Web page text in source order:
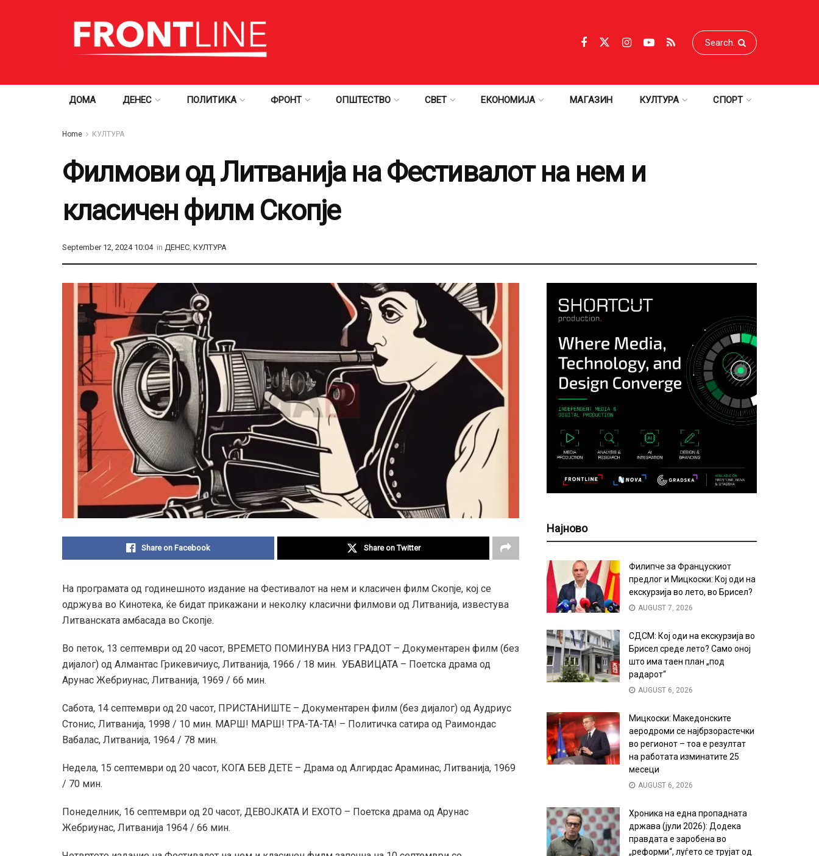
ДОМА ДЕНЕС ПОЛИТИКА ФРОНТ ОПШТЕСТВО СВЕТ ЕКОНОМИЈА МАГАЗИН КУЛТУРА СПОРТ
Home КУЛТУРА
Филмови од Литванија на Фестивалот на нем и
класичен филм Скопје
September 12, 2024 10:04 in ДЕНЕС, КУЛТУРА
Share on Facebook Share on Twitter
На програмата од годинешното издание на Фестивалот на нем и класичен филм Скопје, кој се
одржува во Кинотека, ќе бидат прикажани и неколку класични филмови од Литванија, известува
Литванската амбасада во Скопје.
Во петок, 13 септември од 20 часот, ВРЕМЕТО ПОМИНУВА НИЗ ГРАДОТ – Документарен филм (без
дијалог) од Алмантас Грикевичиус, Литванија, 1966 / 18 мин. УБАВИЦАТА – Поетска драма од
Арунас Жебриунас, Литванија, 1969 / 66 мин.
Сабота, 14 септември од 20 часот, ПРИСТАНИШТЕ – Документарен филм (без дијалог) од Аудриус
Стонис, Литванија, 1998 / 10 мин. МАРШ! МАРШ! ТРА-ТА-ТА! – Политичка сатира од Раимондас
Вабалас, Литванија, 1964 / 78 мин.
Недела, 15 септември од 20 часот, КОГА БЕВ ДЕТЕ – Драма од Алгирдас Араминас, Литванија, 1969
/ 70 мин.
Понеделник, 16 септември од 20 часот, ДЕВОЈКАТА И ЕХОТО – Поетска драма од Арунас
Жебриунас, Литванија 1964 / 66 мин.
Најново
Филипче за Францускиот
предлог и Мицкоски: Кој оди на
екскурзија во лето, во Брисел?
AUGUST 7, 2026
СДСМ: Кој оди на екскурзија во
Брисел среде лето? Само оној
што има таен план „под
радарот“
AUGUST 6, 2026
Мицкоски: Македонските
аеродроми се најбрзорастечки
во регионот – тоа е резултат
на работата изминатите 25
месеци
AUGUST 6, 2026
Хроника на една пропадната
држава (јули 2026): Додека
правдата е заробена во
„реформи“, луѓето се трујат од